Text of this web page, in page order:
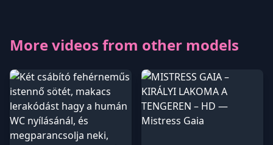
More videos from other models